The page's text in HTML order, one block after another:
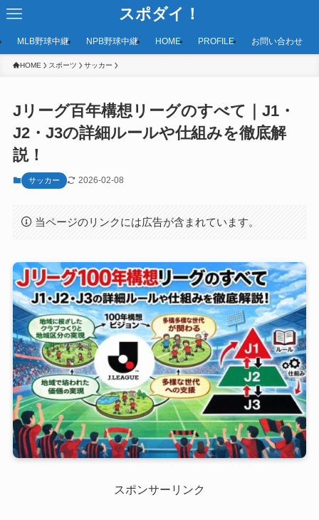
スポダイ！
MLB野球中継 NPB野球中継 HOME PROFILE お問い合わせ
HOME スポーツ サッカー
Jリーグ百年構想リーグのすべて｜J1・
J2・J3の詳細ルールや仕組みを徹底解
説！
サッカー 2026-02-08
当ページのリンクには広告が含まれています。
スポンサーリンク